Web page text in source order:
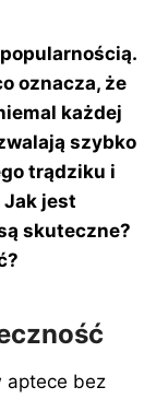
oznacza, że
każdej
szybko
trądziku i
jest
skuteczne?
aptece bez